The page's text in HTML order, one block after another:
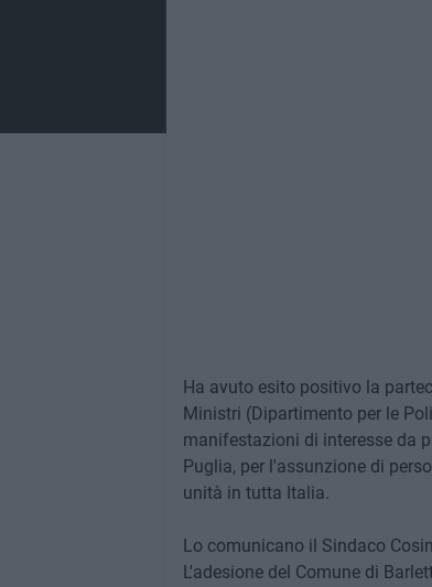
Ha avuto esito positivo la
Ministri (Dipartimento per le
manifestazioni di interesse da
Puglia, per l'assunzione di
unità in tutta Italia.
Lo comunicano il Sindaco
L'adesione del Comune di